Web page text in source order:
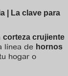
| La clave para
corteza crujiente
línea de hornos
hogar o